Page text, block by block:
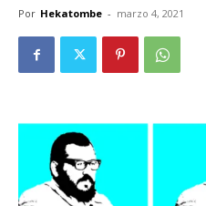
Por Hekatombe - marzo 4, 2021